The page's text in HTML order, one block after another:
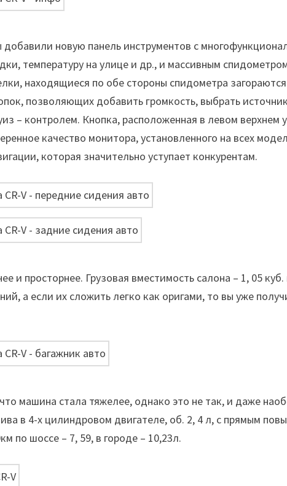
новую панель инструментов с
температуру на улице и др., и массивным
находящиеся по обе стороны спидометра
позволяющих добавить громкость, выбрать
– контролем. Кнопка, расположенная в левом верхнем
качество монитора, установленного на всех
которая значительно уступает конкурентам.
и просторнее. Грузовая вместимость салона – 1, 05 куб.
а если их сложить легко как оригами, то вы уже
машина стала тяжелее, однако это не так, и даже
в 4-х цилиндровом двигателе, об. 2, 4 л, с прямым
по шоссе – 7, 59, в городе – 10,23л.